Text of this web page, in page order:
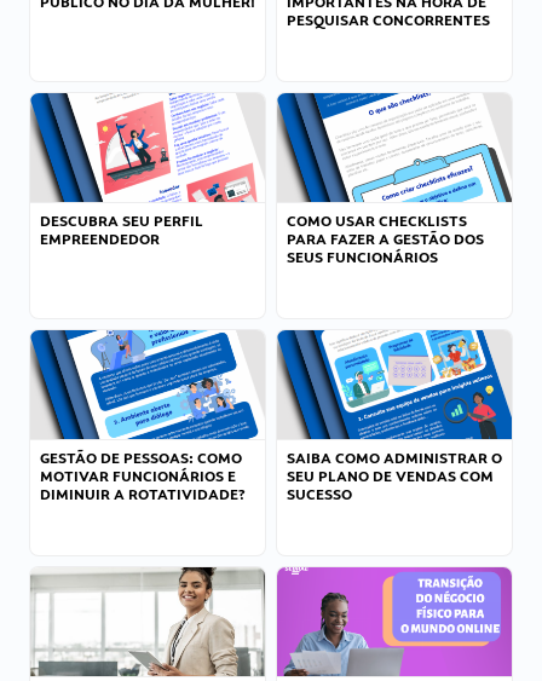
PESQUISAR CONCORRENTES
DESCUBRA SEU PERFIL
EMPREENDEDOR
COMO USAR CHECKLISTS
PARA FAZER A GESTÃO DOS
SEUS FUNCIONÁRIOS
GESTÃO DE PESSOAS: COMO
MOTIVAR FUNCIONÁRIOS E
DIMINUIR A ROTATIVIDADE?
SAIBA COMO ADMINISTRAR O
SEU PLANO DE VENDAS COM
SUCESSO